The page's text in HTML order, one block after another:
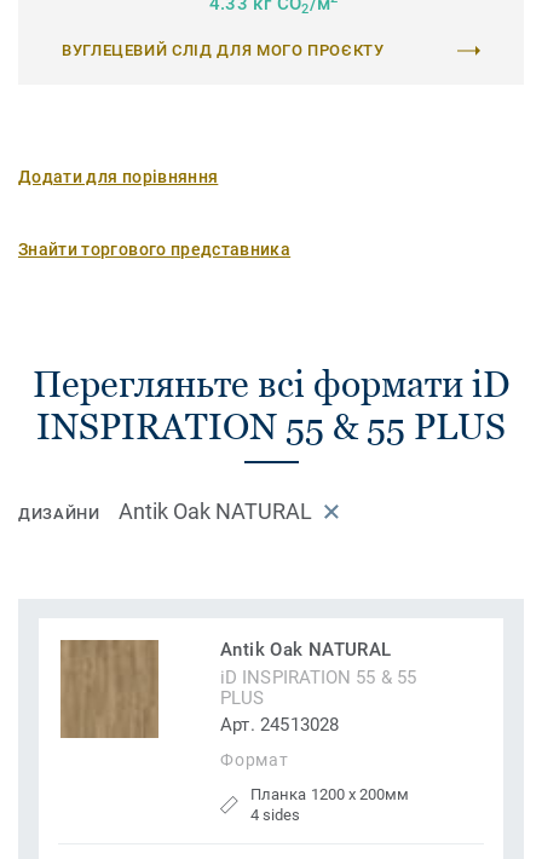
2
ВУГЛЕЦЕВИЙ СЛІД ДЛЯ МОГО ПРОЄКТУ
Додати для порівняння
Знайти торгового представника
Перегляньте всі формати iD
INSPIRATION 55 & 55 PLUS
ДИЗАЙНИ Antik Oak NATURAL
Antik Oak NATURAL
iD INSPIRATION 55 & 55
PLUS
Арт. 24513028
Формат
Планка 1200 x 200мм
4 sides